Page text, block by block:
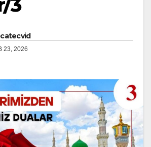
3
23, 2026